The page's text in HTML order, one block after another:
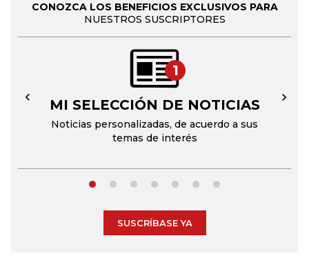
CONOZCA LOS BENEFICIOS EXCLUSIVOS PARA
NUESTROS SUSCRIPTORES
1
MI SELECCIÓN DE NOTICIAS
Noticias personalizadas, de acuerdo a sus
temas de interés
← →
SUSCRÍBASE YA